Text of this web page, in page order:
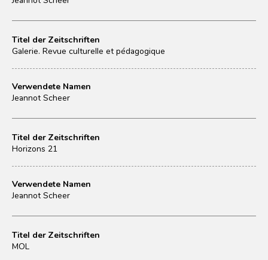
Titel der Zeitschriften
Galerie. Revue culturelle et pédagogique
Verwendete Namen
Jeannot Scheer
Titel der Zeitschriften
Horizons 21
Verwendete Namen
Jeannot Scheer
Titel der Zeitschriften
MOL